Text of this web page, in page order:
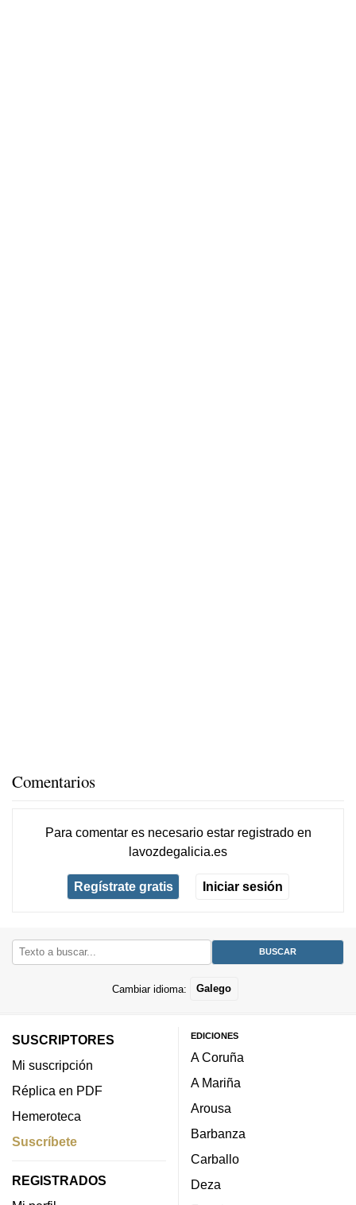
Comentarios
Para comentar es necesario estar registradoen
lavozdegalicia.es
Regístrate gratis Iniciar sesión
Cambiar idioma: Galego
SUSCRIPTORES
Mi suscripción
Réplica en PDF
Hemeroteca
Suscríbete
REGISTRADOS
EDICIONES
A Coruña
A Mariña
Arousa
Barbanza
Carballo
Deza